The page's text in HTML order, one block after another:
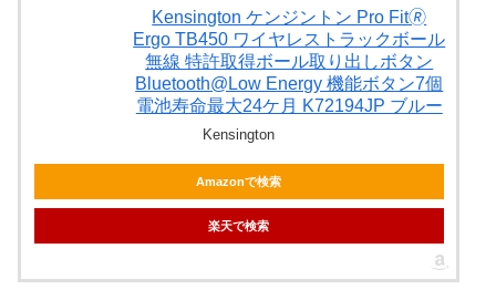
Kensington ケンジントン Pro Fit🄬
Ergo TB450 ワイヤレストラックボール
無線 特許取得ボール取り出しボタン
Bluetooth@Low Energy 機能ボタン7個
電池寿命最大24ケ月 K72194JP ブルー
Kensington
Amazonで検索
楽天で検索